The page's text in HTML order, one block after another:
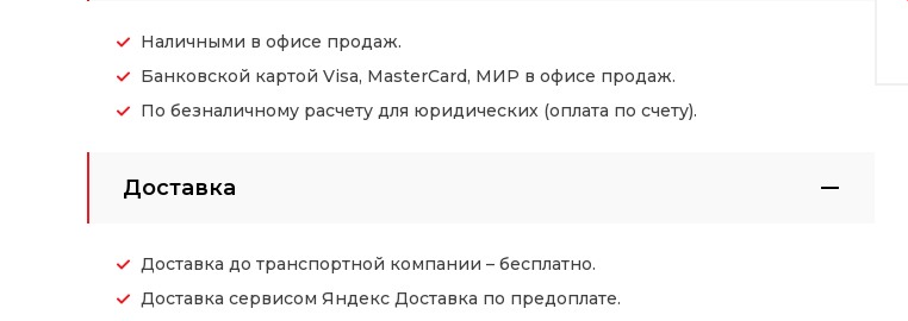
Наличными в офисе продаж.
Банковской картой Visa, MasterCard, МИР в офисе продаж.
По безналичному расчету для юридических (оплата по счету).
Доставка
Доставка до транспортной компании – бесплатно.
Доставка сервисом Яндекс Доставка по предоплате.